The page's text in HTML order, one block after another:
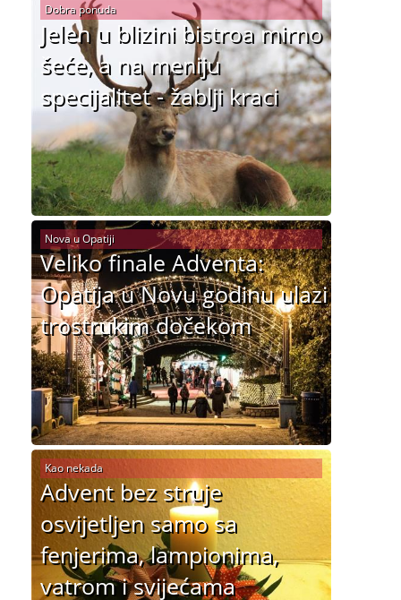
Jelen u blizini bistroa mirno
šeće, a na meniju
specijalitet - žablji kraci
Dobra ponuda
Veliko finale Adventa:
Opatija u Novu godinu ulazi
trostrukim dočekom
Nova u Opatiji
Advent bez struje
osvijetljen samo sa
fenjerima, lampionima,
vatrom i svijećama
Kao nekada